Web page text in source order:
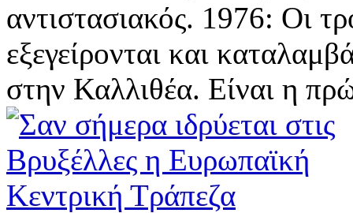
αντιστασιακός. 1976: Οι
εξεγείρονται και
στην Καλλιθέα. Είναι η